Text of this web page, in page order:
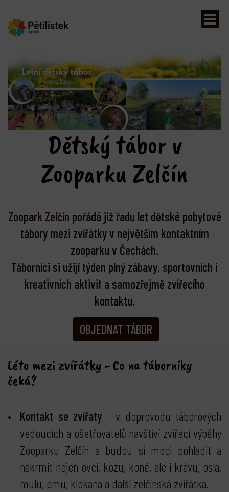
Previous Next
Dětský tábor v
Zooparku Zelčín
Zoopark Zelčín pořádá již řadu let dětské pobytové
tábory mezi zvířátky v největším kontaktním
zooparku v Čechách.
Táborníci si užijí týden plný zábavy, sportovních i
kreativních aktivit a samozřejmě zvířecího
kontaktu.
OBJEDNAT TÁBOR
Léto mezi zvířátky - Co na táborníky
čeká?
Kontakt se zvířaty - v doprovodu táborových
vedoucích a ošetřovatelů navštíví zvířecí výběhy
Zooparku Zelčín a budou si moci pohladit a
nakrmit nejen ovci, kozu, koně, ale i krávu, osla,
mulu, emu, klokana a další zelčínská zvířátka.